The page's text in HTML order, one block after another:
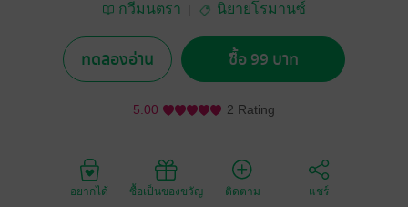
กวีมนตรา นิยายโรมานซ์
ทดลองอ่าน ซื้อ 99 บาท
5.00 2 Rating
อยากได้ ซื้อเป็นของขวัญ ติดตาม แชร์